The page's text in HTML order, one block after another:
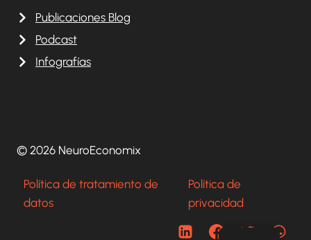
Publicaciones Blog
Podcast
Infografías
© 2026 NeuroEconomix
Política de tratamiento de
datos
Política de
privacidad